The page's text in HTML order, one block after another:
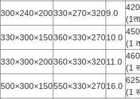
300×240×200330×270×3209.0
330×300×150360×330×27010.0
(1
330×300×200360×330×32011.0
(1
500×300×150550×330×27016.0
(1